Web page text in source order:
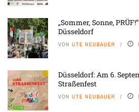
„Sommer, Sonne,
Düsseldorf
VON UTE NEUBAUER
Düsseldorf: Am 6.
Straßenfest
VON UTE NEUBAUER